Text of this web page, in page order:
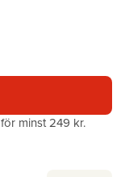
minst 249 kr.